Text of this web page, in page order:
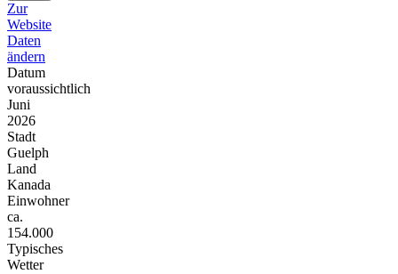
Zur
Website
Daten
ändern
Datum
voraussichtlich
Juni
2026
Stadt
Guelph
Land
Kanada
Einwohner
ca.
154.000
Typisches
Wetter